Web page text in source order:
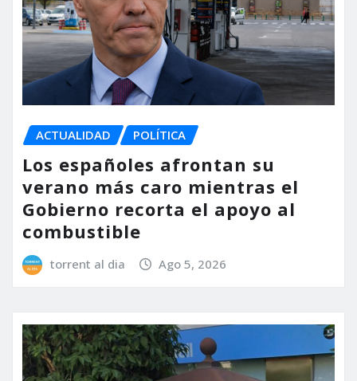
ACTUALIDAD POLÍTICA
Los españoles afrontan su
verano más caro mientras el
Gobierno recorta el apoyo al
combustible
torrent al dia Ago 5, 2026